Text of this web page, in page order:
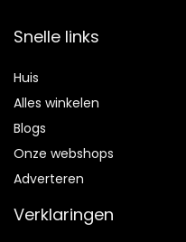
Snelle links
Huis
Alles winkelen
Blogs
Onze webshops
Adverteren
Verklaringen